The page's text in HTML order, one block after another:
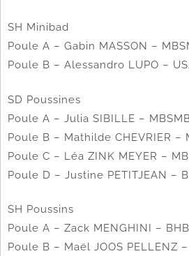
SH Minibad
Poule A – Gabin MASSON –
Poule B – Alessandro LUPO –
SD Poussines
Poule A – Julia SIBILLE –
Poule B – Mathilde CHEVRIER –
Poule C – Léa ZINK MEYER –
Poule D – Justine PETITJEAN –
SH Poussins
Poule A – Zack MENGHINI –
Poule B – Maël JOOS PELLENZ